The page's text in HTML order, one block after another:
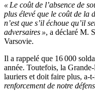
« Le coût de l’absence de
plus élevé que le coût de la
n’est que s’il échoue qu’il
adversaires », a déclaré M.
Varsovie.
Il a rappelé que 16 000
année. Toutefois, la
lauriers et doit faire plus, a-
renforcement de notre